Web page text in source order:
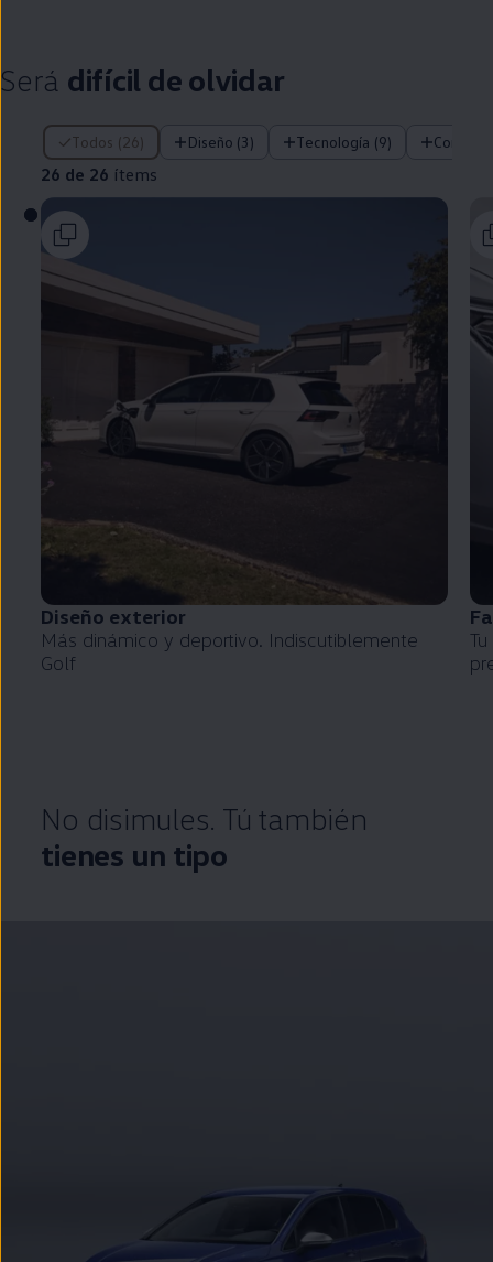
Será difícil de olvidar
Todos (26) Diseño (3) Tecnología (9) Confort
26 de 26 ítems
26 de 26 ítems
Diseño exterior
Más dinámico y deportivo. Indiscutiblemente
Golf
No disimules. Tú también
tienes un tipo